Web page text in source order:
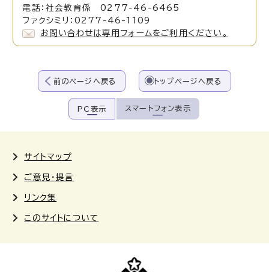
電話：社会教育係 0277-46-6465
ファクシミリ：0277-46-1109
お問い合わせは専用フォームをご利用ください。
前のページへ戻る トップページへ戻る
PC表示 スマートフォン表示
サイトマップ
ご意見・提言
リンク集
このサイトについて